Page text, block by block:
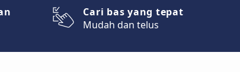
Cari bas yang tepat
Mudah dan telus